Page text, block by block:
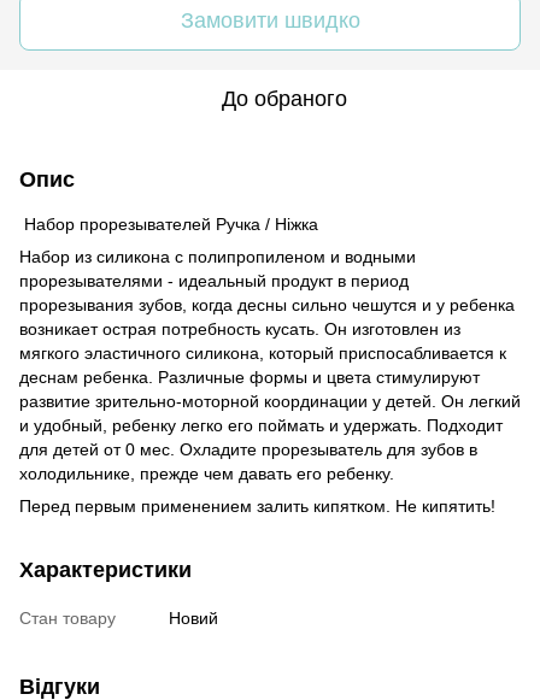
Замовити швидко
До обраного
Опис
Набор прорезывателей Ручка / Ніжка
Набор из силикона с полипропиленом и водными
прорезывателями - идеальный продукт в период
прорезывания зубов, когда десны сильно чешутся и у ребенка
возникает острая потребность кусать. Он изготовлен из
мягкого эластичного силикона, который приспосабливается к
деснам ребенка. Различные формы и цвета стимулируют
развитие зрительно-моторной координации у детей. Он легкий
и удобный, ребенку легко его поймать и удержать. Подходит
для детей от 0 мес. Охладите прорезыватель для зубов в
холодильнике, прежде чем давать его ребенку.
Перед первым применением залить кипятком. Не кипятить!
Характеристики
Стан товару Новий
Відгуки